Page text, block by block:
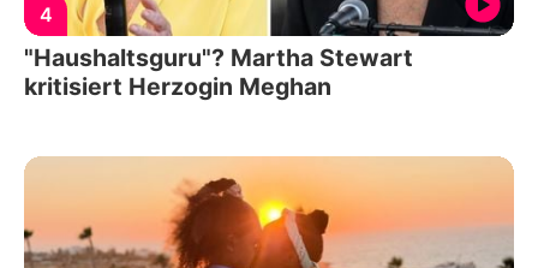
4
"Haushaltsguru"? Martha Stewart
kritisiert Herzogin Meghan